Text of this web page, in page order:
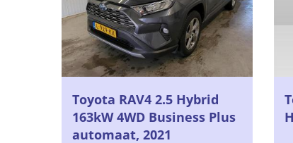
Toyota RAV4 2.5 Hybrid
163kW 4WD Business Plus
automaat, 2021